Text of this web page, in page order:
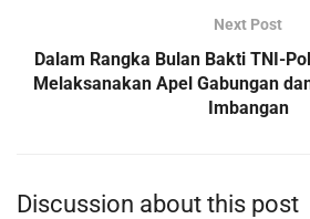
Next Post
Dalam Rangka Bulan Bakti TNI-
Melaksanakan Apel Gabungan
Imbangan
Discussion about this post